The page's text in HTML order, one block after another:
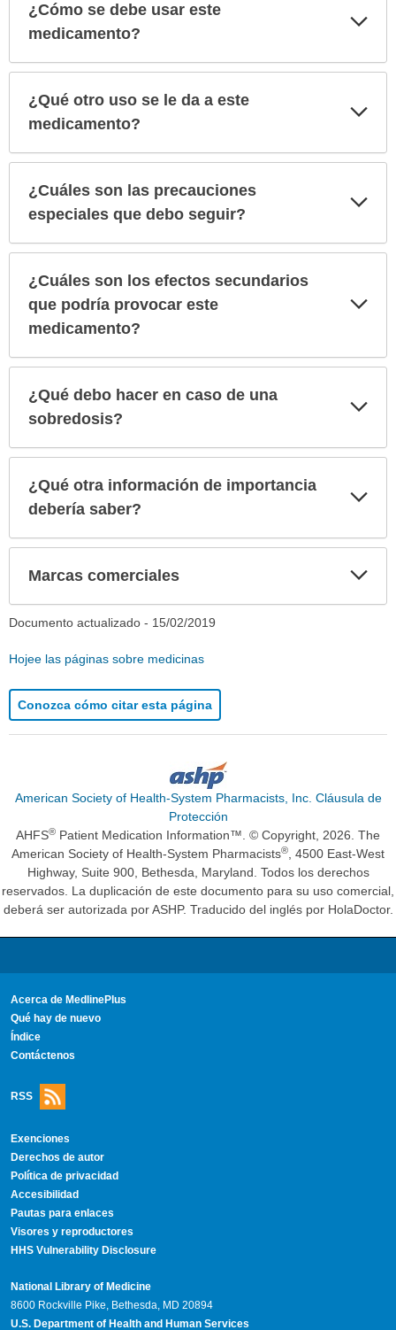
¿Cómo se debe usar este
medicamento?
¿Qué otro uso se le da a este
medicamento?
¿Cuáles son las precauciones
especiales que debo seguir?
¿Cuáles son los efectos secundarios
que podría provocar este
medicamento?
¿Qué debo hacer en caso de una
sobredosis?
¿Qué otra información de importancia
debería saber?
Marcas comerciales
Documento actualizado - 15/02/2019
Hojee las páginas sobre medicinas
Conozca cómo citar esta página
American Society of Health-System Pharmacists, Inc. Cláusula de
Protección
AHFS® Patient Medication Information™. © Copyright, 2026. The
American Society of Health-System Pharmacists®, 4500 East-West
Highway, Suite 900, Bethesda, Maryland. Todos los derechos
reservados. La duplicación de este documento para su uso comercial,
deberá ser autorizada por ASHP. Traducido del inglés por HolaDoctor.
Acerca de MedlinePlus
Qué hay de nuevo
Índice
Contáctenos
RSS
Exenciones
Derechos de autor
Política de privacidad
Accesibilidad
Pautas para enlaces
Visores y reproductores
HHS Vulnerability Disclosure
National Library of Medicine
8600 Rockville Pike, Bethesda, MD 20894
U.S. Department of Health and Human Services